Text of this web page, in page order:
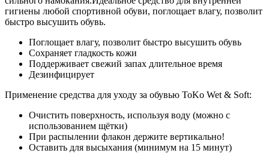
гигиены любой спортивной обуви, поглощает влагу, позволит
быстро высушить обувь.
Поглощает влагу, позволит быстро высушить обувь
Сохраняет гладкость кожи
Поддерживает свежий запах длительное время
Дезинфицирует
Применение средства для уходу за обувью ToKo Wet & Soft:
Очистить поверхность, используя воду (можно с
использованием щётки)
При распылении флакон держите вертикально!
Оставить для высыхания (минимум на 15 минут)